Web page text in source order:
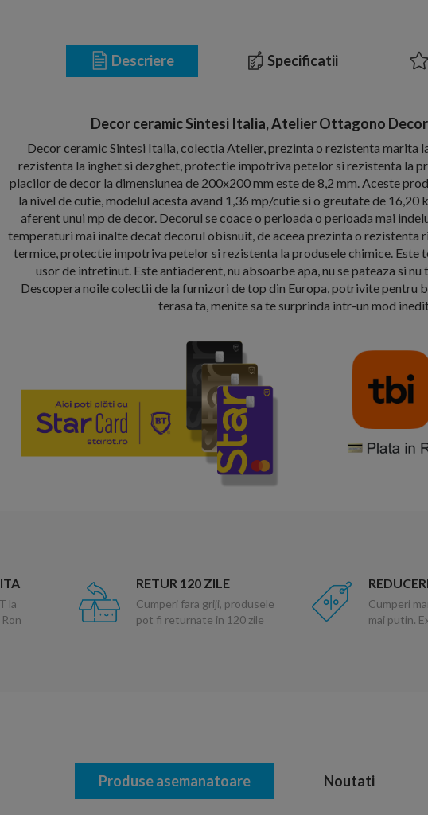
Descriere Specificatii
Decor ceramic Sintesi Italia, Atelier Ottagono
Decor ceramic Sintesi Italia, colectia Atelier, prezinta o rezistenta marita
rezistenta la inghet si dezghet, protectie impotriva petelor si rezistenta la
placilor de decor la dimensiunea de 200x200 mm este de 8,2 mm. Aceste
la nivel de cutie, modelul acesta avand 1,36 mp/cutie si o greutate de 16,20
aferent unui mp de decor. Decorul se coace o perioada o perioada mai
temperaturi mai inalte decat decorul obisnuit, de aceea prezinta o rezistenta
termice, protectie impotriva petelor si rezistenta la produsele chimice. Este
usor de intretinut. Este antiaderent, nu absoarbe apa, nu se pateaza si
Descopera noile colectii de la furnizori de top din Europa, potrivite pentru
terasa ta, menite sa te surprinda intr-un mod
la
RETUR 120 ZILE
Cumperi fara griji, produsele
pot fi returnate in 120 zile
Cumperi
mai putin.
Produse asemanatoare Noutati